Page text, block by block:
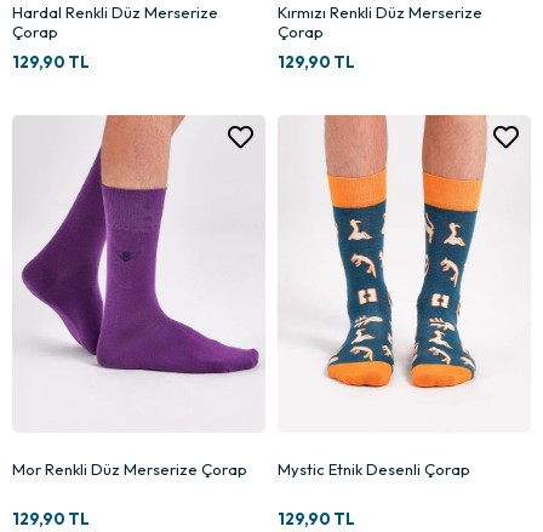
Hardal Renkli Düz Merserize
Çorap
129,90 TL
Kırmızı Renkli Düz Merserize
Çorap
129,90 TL
Mor Renkli Düz Merserize Çorap
129,90 TL
Mystic Etnik Desenli Çorap
129,90 TL